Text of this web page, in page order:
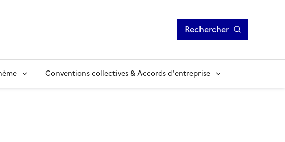
Rechercher
Conventions collectives & Accords d'entreprise